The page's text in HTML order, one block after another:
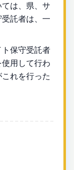
は、県、サ
託者は、一
保守受託者
用して行わ
れを行った